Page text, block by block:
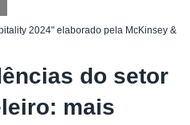
2024" elaborado pela McKinsey &
do setor
mais